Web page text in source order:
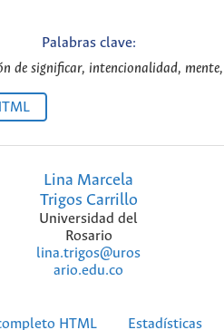
Palabras clave:
de significar, intencionalidad,
Lina Marcela
Trigos Carrillo
Universidad del
Rosario
lina.trigos@uros
ario.edu.co
HTML Estadísticas